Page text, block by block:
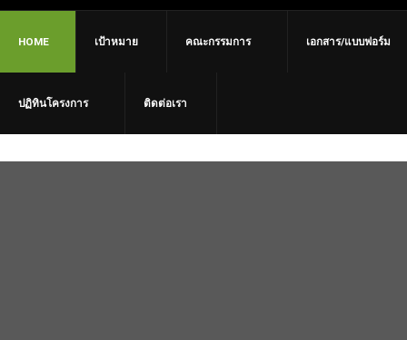
HOME เป้าหมาย คณะกรรมการ เอกสาร/แบบฟอร์ม